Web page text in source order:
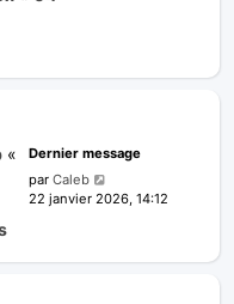
«
Dernier message
parCaleb
22 janvier 2026, 14:12